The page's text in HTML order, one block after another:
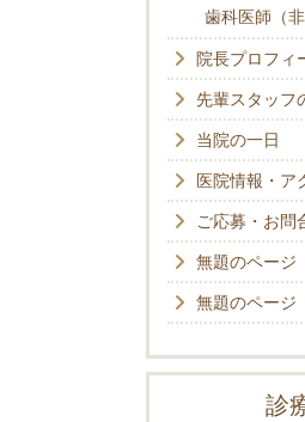
歯科医師（非
院長プロフィ
先輩スタッフ
当院の一日
医院情報・ア
ご応募・お問
無題のページ
無題のページ
診